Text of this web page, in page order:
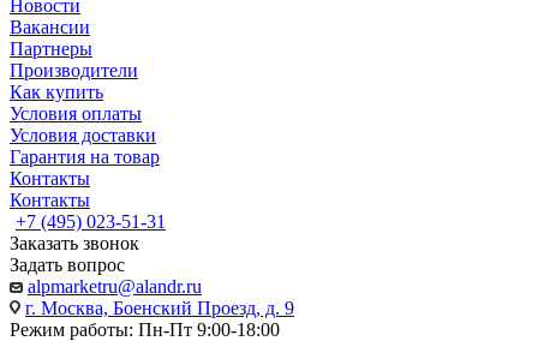
Новости
Вакансии
Партнеры
Производители
Как купить
Условия оплаты
Условия доставки
Гарантия на товар
Контакты
Контакты
+7 (495) 023-51-31
Заказать звонок
Задать вопрос
alpmarketru@alandr.ru
г. Москва, Боенский Проезд, д. 9
Режим работы: Пн-Пт 9:00-18:00